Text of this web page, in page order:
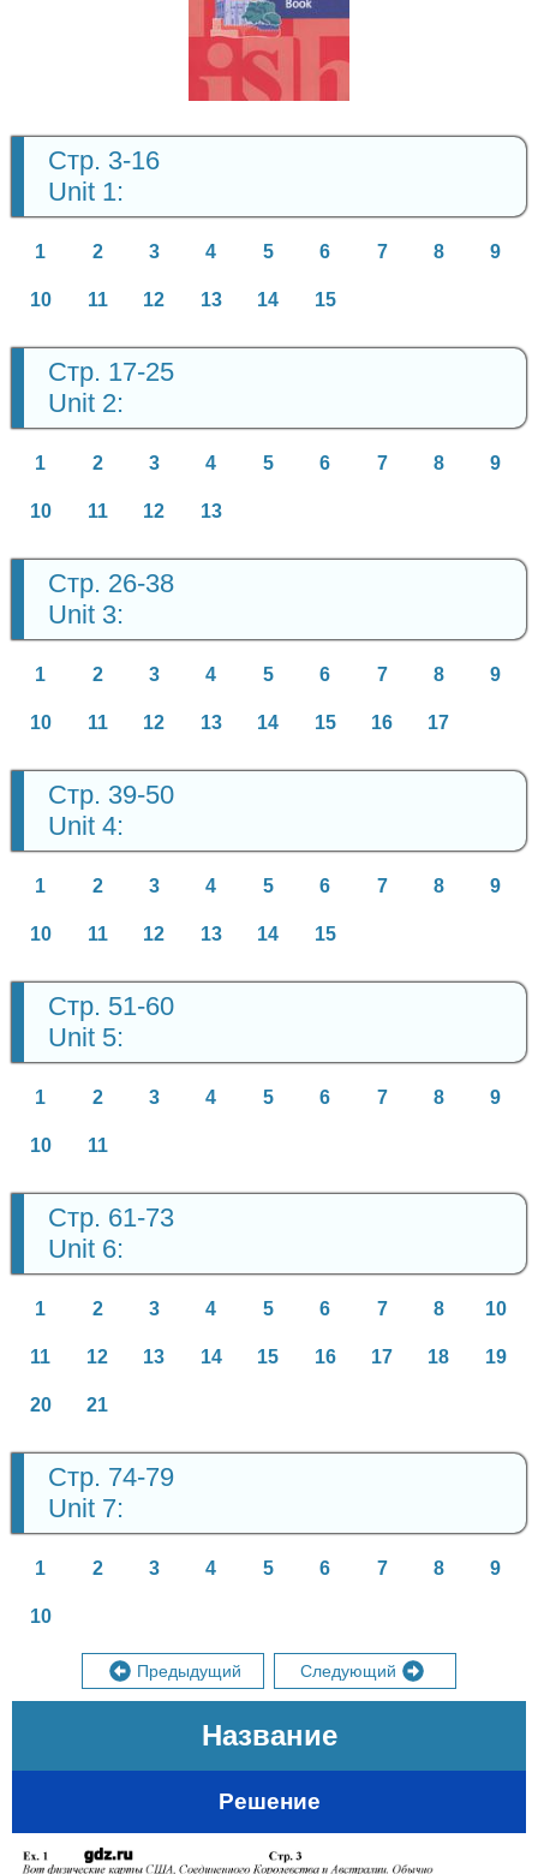
Английский
язык
10 класс
Стр. 3-16
Unit 1:
1 2 3 4 5 6 7 8 9
10 11 12 13 14 15
Стр. 17-25
Unit 2:
1 2 3 4 5 6 7 8 9
10 11 12 13
Стр. 26-38
Unit 3:
1 2 3 4 5 6 7 8 9
10 11 12 13 14 15 16 17
Стр. 39-50
Unit 4:
1 2 3 4 5 6 7 8 9
10 11 12 13 14 15
Стр. 51-60
Unit 5:
1 2 3 4 5 6 7 8 9
10 11
Стр. 61-73
Unit 6:
1 2 3 4 5 6 7 8 10
11 12 13 14 15 16 17 18 19
20 21
Стр. 74-79
Unit 7:
1 2 3 4 5 6 7 8 9
10
Предыдущий Следующий
Название
Решение